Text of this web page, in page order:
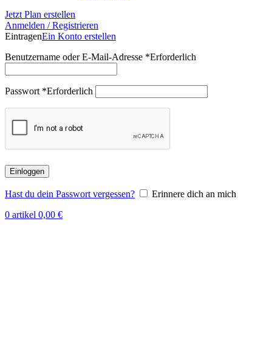
Jetzt Plan erstellen
Anmelden / Registrieren
EintragenEin Konto erstellen
Benutzername oder E-Mail-Adresse *Erforderlich
Passwort *Erforderlich
Einloggen
Hast du dein Passwort vergessen?
Erinnere dich an mich
0 artikel 0,00 €